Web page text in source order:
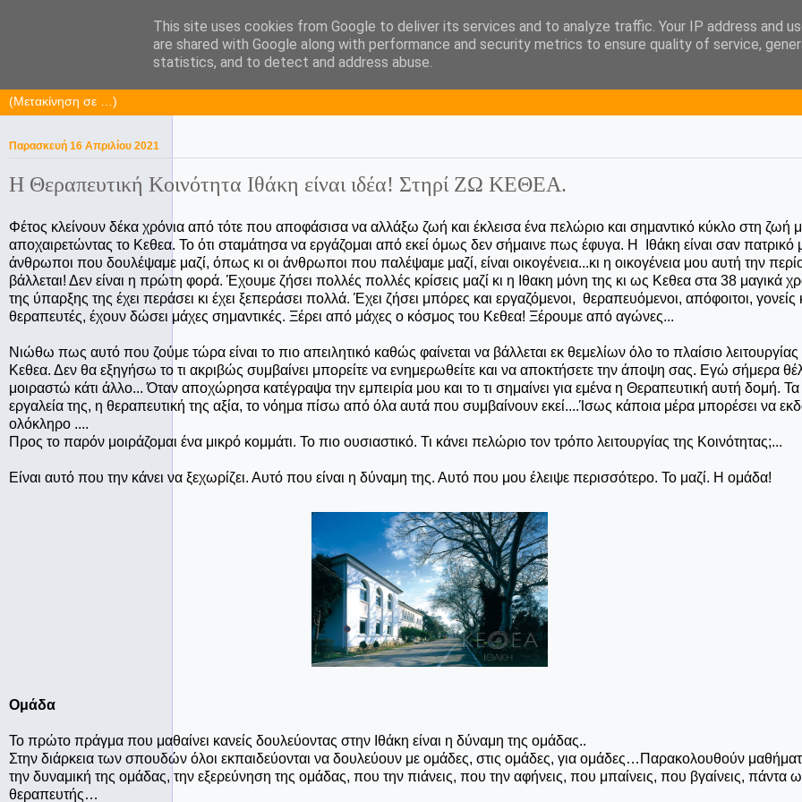
KaPa. Me without you...tea without a biscuit!
Παρασκευή 16 Απριλίου 2021
Η Θεραπευτική Κοινότητα Ιθάκη είναι ιδέα! Στηρί ΖΩ ΚΕΘΕΑ.
Φέτος κλείνουν δέκα χρόνια από τότε που αποφάσισα να αλλάξω ζωή και έκλεισα ένα πελώριο και σημαντικό κύκλο στη ζωή
αποχαιρετώντας το Κεθεα. Το ότι σταμάτησα να εργάζομαι από εκεί όμως δεν σήμαινε πως έφυγα. Η Ιθάκη είναι σαν πατρικό
άνθρωποι που δουλέψαμε μαζί, όπως κι οι άνθρωποι που παλέψαμε μαζί, είναι οικογένεια...κι η οικογένεια μου αυτή την
βάλλεται! Δεν είναι η πρώτη φορά. Έχουμε ζήσει πολλές πολλές κρίσεις μαζί κι η Ιθακη μόνη της κι ως Κεθεα στα 38 μαγικά
της ύπαρξης της έχει περάσει κι έχει ξεπεράσει πολλά. Έχει ζήσει μπόρες και εργαζόμενοι, θεραπευόμενοι, απόφοιτοι, γονείς
θεραπευτές, έχουν δώσει μάχες σημαντικές. Ξέρει από μάχες ο κόσμος του Κεθεα! Ξέρουμε από αγώνες...
Νιώθω πως αυτό που ζούμε τώρα είναι το πιο απειλητικό καθώς φαίνεται να βάλλεται εκ θεμελίων όλο το πλαίσιο λειτουργίας
Κεθεα. Δεν θα εξηγήσω το τι ακριβώς συμβαίνει μπορείτε να ενημερωθείτε και να αποκτήσετε την άποψη σας. Εγώ σήμερα
μοιραστώ κάτι άλλο... Όταν αποχώρησα κατέγραψα την εμπειρία μου και το τι σημαίνει για εμένα η Θεραπευτική αυτή δομή. Τα
εργαλεία της, η θεραπευτική της αξία, το νόημα πίσω από όλα αυτά που συμβαίνουν εκεί....Ίσως κάποια μέρα μπορέσει να
ολόκληρο ....
Προς το παρόν μοιράζομαι ένα μικρό κομμάτι. Το πιο ουσιαστικό. Τι κάνει πελώριο τον τρόπο λειτουργίας της Κοινότητας;...
Είναι αυτό που την κάνει να ξεχωρίζει. Αυτό που είναι η δύναμη της. Αυτό που μου έλειψε περισσότερο. Το μαζί. Η ομάδα!
Ομάδα
Το πρώτο πράγμα που μαθαίνει κανείς δουλεύοντας στην Ιθάκη είναι η δύναμη της ομάδας..
Στην διάρκεια των σπουδών όλοι εκπαιδεύονται να δουλεύουν με ομάδες, στις ομάδες, για ομάδες…Παρακολουθούν
την δυναμική της ομάδας, την εξερεύνηση της ομάδας, που την πιάνεις, που την αφήνεις, που μπαίνεις, που βγαίνεις, πάντα
θεραπευτής…
This site uses cookies from Google to deliver its services and to analyze traffic. Your IP address and
are shared with Google along with performance and security metrics to ensure quality of service,
statistics, and to detect and address abuse.